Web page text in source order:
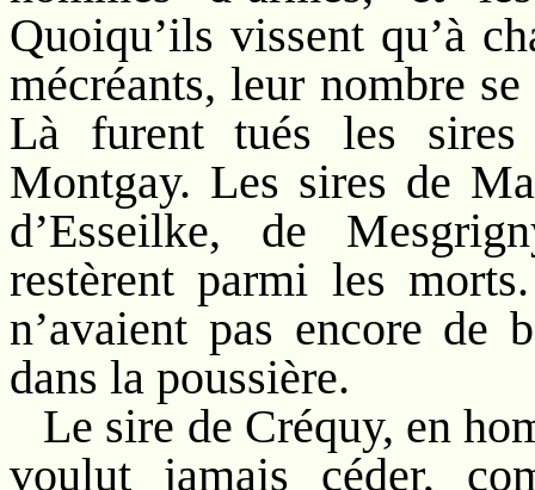
Quoiqu’ils vissent qu’à
mécréants, leur nombre
Là furent tués les sires
Montgay. Les sires de
d’Esseilke, de
restèrent parmi les
n’avaient pas encore de
dans la poussière.
Le sire de Créquy, en
voulut jamais céder,